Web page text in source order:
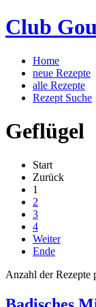
Club
Home
neue Rezepte
alle Rezepte
Rezept Suche
Geflügel
Start
Zurück
1
2
3
4
Weiter
Ende
Anzahl der Rezepte